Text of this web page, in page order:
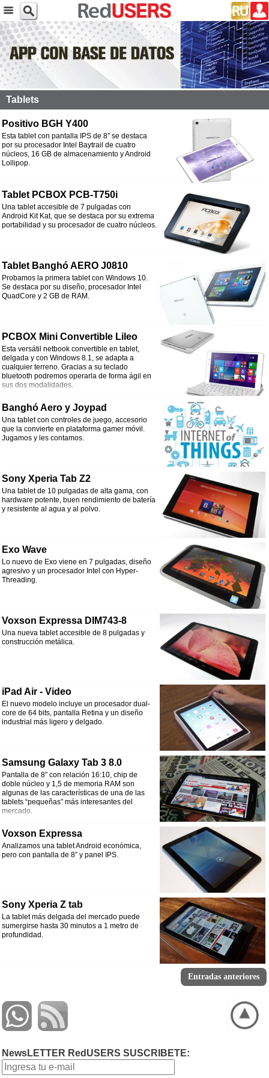
Tablets
Positivo BGH Y400
Esta tablet con pantalla IPS de 8″ se destaca
por su procesador Intel Baytrail de cuatro
núcleos, 16 GB de almacenamiento y Android
Lollipop.
Tablet PCBOX PCB-T750i
Una tablet accesible de 7 pulgadas con
Android Kit Kat, que se destaca por su extrema
portabilidad y su procesador de cuatro núcleos.
Tablet Banghó AERO J0810
Probamos la primera tablet con Windows 10.
Se destaca por su diseño, procesador Intel
QuadCore y 2 GB de RAM.
PCBOX Mini Convertible Lileo
Esta versátil netbook convertible en tablet,
delgada y con Windows 8.1, se adapta a
cualquier terreno. Gracias a su teclado
bluetooth podremos operarla de forma ágil en
sus dos modalidades.
Banghó Aero y Joypad
Una tablet con controles de juego, accesorio
que la convierte en plataforma gamer móvil.
Jugamos y les contamos.
Sony Xperia Tab Z2
Una tablet de 10 pulgadas de alta gama, con
hardware potente, buen rendimiento de batería
y resistente al agua y al polvo.
Exo Wave
Lo nuevo de Exo viene en 7 pulgadas, diseño
agresivo y un procesador Intel con Hyper-
Threading.
Voxson Expressa DIM743-8
Una nueva tablet accesible de 8 pulgadas y
construcción metálica.
iPad Air - Video
El nuevo modelo incluye un procesador dual-
core de 64 bits, pantalla Retina y un diseño
industrial más ligero y delgado.
Samsung Galaxy Tab 3 8.0
Pantalla de 8″ con relación 16:10, chip de
doble núcleo y 1,5 de memoria RAM son
algunas de las características de una de las
tablets “pequeñas” más interesantes del
mercado.
Voxson Expressa
Analizamos una tablet Android económica,
pero con pantalla de 8” y panel IPS.
Sony Xperia Z tab
La tablet más delgada del mercado puede
sumergirse hasta 30 minutos a 1 metro de
profundidad.
Entradas anteriores
NewsLETTER RedUSERS SUSCRIBETE: